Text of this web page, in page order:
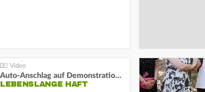
Auto-Anschlag auf Demonstration in München:
LEBENSLANGE HAFT